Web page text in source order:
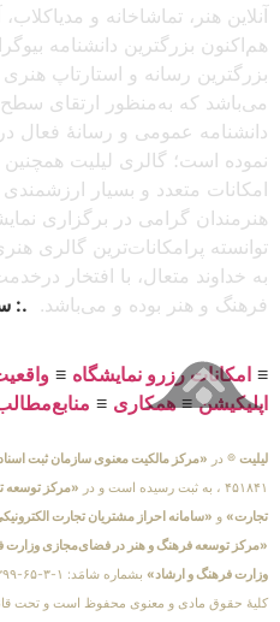
آنلاین هنر، تماشاخانه و
هم‌اکنون بزرگترین دانشنامه
بزرگترین رسانه و استارتاپ
می‌باشد که به‌منظور ارتقای
دانشنامه عمومی و رسانهٔ فعال
نموده است؛ گالری لیلیت همچنین
امکانات متعدد و بسیار
هنرمندان گرامی در برگزاری
توانسته پرامکانات‌ترین گالری
به خداوند متعال، با افتخار
فرهنگ و هنر بوده و می‌باشد. .:
≡ امکانات رزرو نمایشگاه ≡
اپلیکیشن≡همکاری ≡
لیلیت ® در «مرکز مالکیت معنوی سازمان ثبت
۴۵۱۸۴۱ ، به ثبت رسیده است و در
«مرکز توسعه
تجارت» و «سامانه احراز مشتریان تجارت
«مرکز توسعه فرهنگ و هنر در فضای‌مجازی وزارت
وزارت فرهنگ و ارشاد»
کلیهٔ حقوق مادی و معنوی محفوظ است و تحت